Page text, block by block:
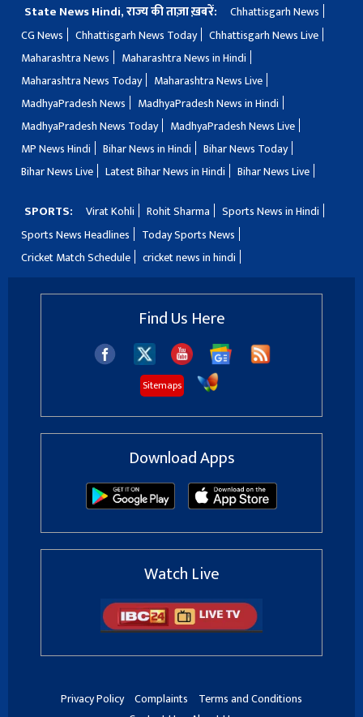
State News Hindi, राज्य की ताज़ा ख़बरें:
Chhattisgarh News
CG News
Chhattisgarh News Today
Chhattisgarh News Live
Maharashtra News
Maharashtra News in Hindi
Maharashtra News Today
Maharashtra News Live
MadhyaPradesh News
MadhyaPradesh News in Hindi
MadhyaPradesh News Today
MadhyaPradesh News Live
MP News Hindi
Bihar News in Hindi
Bihar News Today
Bihar News Live
Latest Bihar News in Hindi Bihar News Live
SPORTS: Virat Kohli Rohit Sharma
Sports News in Hindi
Sports News Headlines
Today Sports News
Cricket Match Schedule
cricket news in hindi
Find Us Here
Sitemaps
Download Apps
Watch Live
Privacy Policy Complaints
Terms and Conditions